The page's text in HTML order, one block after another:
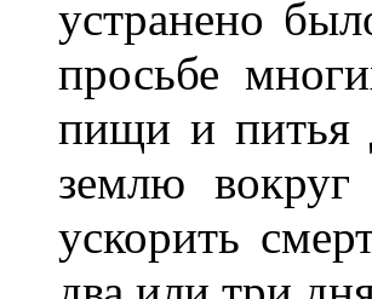
устранено
просьбе
пищи и питья
землю
ускорить